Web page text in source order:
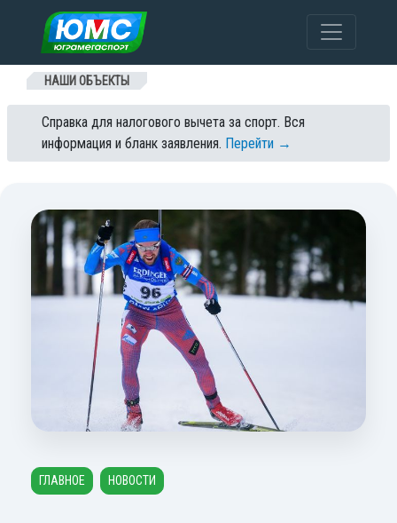
Перейти к содержанию
НАШИ ОБЪЕКТЫ
Справка для налогового вычета за спорт. Вся
информация и бланк заявления. Перейти →
ГЛАВНОЕ НОВОСТИ